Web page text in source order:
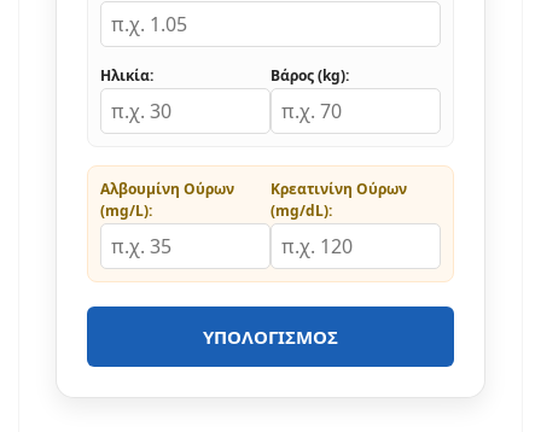
Ηλικία: Βάρος (kg):
Αλβουμίνη Ούρων
(mg/L):
Κρεατινίνη Ούρων
(mg/dL):
ΥΠΟΛΟΓΙΣΜΌΣ